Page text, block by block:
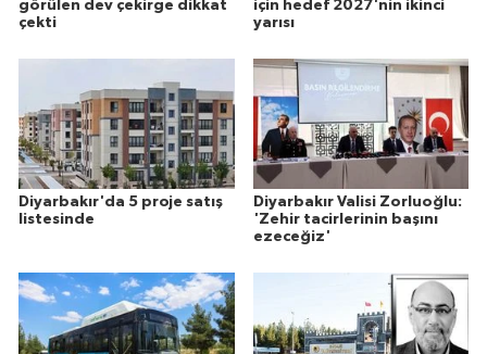
görülen dev çekirge dikkat
çekti
için hedef 2027'nin ikinci
yarısı
Diyarbakır'da 5 proje satış
listesinde
Diyarbakır Valisi Zorluoğlu:
'Zehir tacirlerinin başını
ezeceğiz'